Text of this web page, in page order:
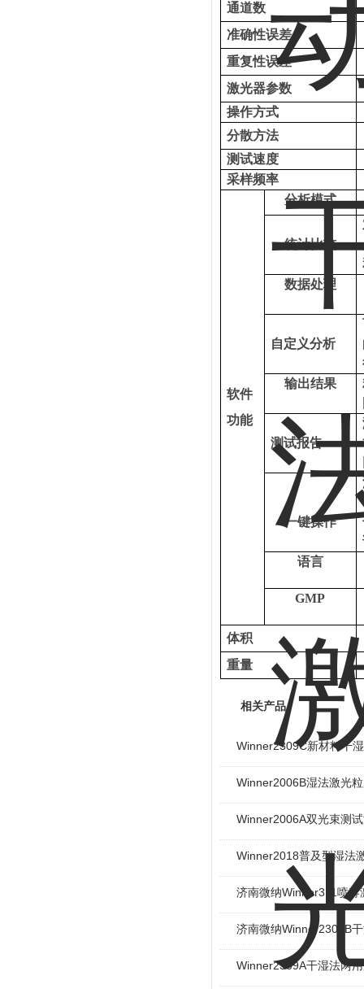
通道数
准确性误差
重复性误差
激光器参数
操作方式
分散方法
测试速度
采样频率
软件
功能
分析模式
统计比较
数据处理
自定义分析
输出结果
测试报告
一键操作
语言
GMP
体积
重量
相关产品
Winner2309C新材料干
Winner2006B湿法激光
Winner2006A双光束测
Winner2018普及型湿法
济南微纳Winner311喷雾
济南微纳Winner2309B
Winner2309A干湿法两